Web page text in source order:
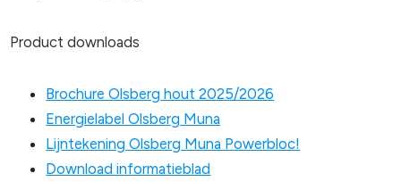
Product downloads
Brochure Olsberg hout 2025/2026
Energielabel Olsberg Muna
Lijntekening Olsberg Muna Powerbloc!
Download informatieblad